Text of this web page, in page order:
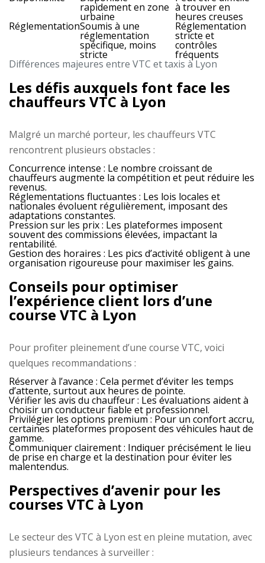
Différences majeures entre VTC et taxis à Lyon
rapidement en zone
urbaine
à trouver en
heures creuses
RéglementationSoumis à une
réglementation
spécifique, moins
stricte
Réglementation
stricte et
contrôles
fréquents
Les défis auxquels font face les
chauffeurs VTC à Lyon
Malgré un marché porteur, les chauffeurs VTC
rencontrent plusieurs obstacles :
Concurrence intense : Le nombre croissant de
chauffeurs augmente la compétition et peut réduire les
revenus.
Réglementations fluctuantes : Les lois locales et
nationales évoluent régulièrement, imposant des
adaptations constantes.
Pression sur les prix : Les plateformes imposent
souvent des commissions élevées, impactant la
rentabilité.
Gestion des horaires : Les pics d’activité obligent à une
organisation rigoureuse pour maximiser les gains.
Conseils pour optimiser
l’expérience client lors d’une
course VTC à Lyon
Pour profiter pleinement d’une course VTC, voici
quelques recommandations :
Réserver à l’avance : Cela permet d’éviter les temps
d’attente, surtout aux heures de pointe.
Vérifier les avis du chauffeur : Les évaluations aident à
choisir un conducteur fiable et professionnel.
Privilégier les options premium : Pour un confort accru,
certaines plateformes proposent des véhicules haut de
gamme.
Communiquer clairement : Indiquer précisément le lieu
de prise en charge et la destination pour éviter les
malentendus.
Perspectives d’avenir pour les
courses VTC à Lyon
Le secteur des VTC à Lyon est en pleine mutation, avec
plusieurs tendances à surveiller :